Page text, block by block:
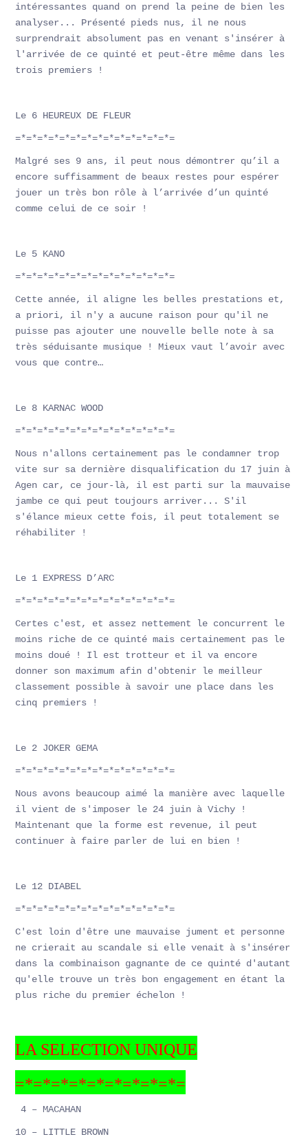
intéressantes quand on prend la peine de bien les
analyser... Présenté pieds nus, il ne nous
surprendrait absolument pas en venant s'insérer à
l'arrivée de ce quinté et peut-être même dans les
trois premiers !
Le 6 HEUREUX DE FLEUR
=*=*=*=*=*=*=*=*=*=*=*=*=*=*=
Malgré ses 9 ans, il peut nous démontrer qu’il a
encore suffisamment de beaux restes pour espérer
jouer un très bon rôle à l’arrivée d’un quinté
comme celui de ce soir !
Le 5 KANO
=*=*=*=*=*=*=*=*=*=*=*=*=*=*=
Cette année, il aligne les belles prestations et,
a priori, il n'y a aucune raison pour qu'il ne
puisse pas ajouter une nouvelle belle note à sa
très séduisante musique ! Mieux vaut l’avoir avec
vous que contre…
Le 8 KARNAC WOOD
=*=*=*=*=*=*=*=*=*=*=*=*=*=*=
Nous n'allons certainement pas le condamner trop
vite sur sa dernière disqualification du 17 juin à
Agen car, ce jour-là, il est parti sur la mauvaise
jambe ce qui peut toujours arriver... S'il
s'élance mieux cette fois, il peut totalement se
réhabiliter !
Le 1 EXPRESS D’ARC
=*=*=*=*=*=*=*=*=*=*=*=*=*=*=
Certes c'est, et assez nettement le concurrent le
moins riche de ce quinté mais certainement pas le
moins doué ! Il est trotteur et il va encore
donner son maximum afin d'obtenir le meilleur
classement possible à savoir une place dans les
cinq premiers !
Le 2 JOKER GEMA
=*=*=*=*=*=*=*=*=*=*=*=*=*=*=
Nous avons beaucoup aimé la manière avec laquelle
il vient de s'imposer le 24 juin à Vichy !
Maintenant que la forme est revenue, il peut
continuer à faire parler de lui en bien !
Le 12 DIABEL
=*=*=*=*=*=*=*=*=*=*=*=*=*=*=
C'est loin d'être une mauvaise jument et personne
ne crierait au scandale si elle venait à s'insérer
dans la combinaison gagnante de ce quinté d'autant
qu'elle trouve un très bon engagement en étant la
plus riche du premier échelon !
LA SELECTION UNIQUE
=*=*=*=*=*=*=*=*=*=
4 – MACAHAN
10 – LITTLE BROWN